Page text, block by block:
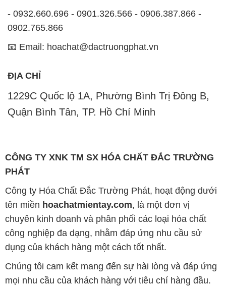
- 0932.660.696 - 0901.326.566 - 0906.387.866 -
0902.765.866
📧 Email: hoachat@dactruongphat.vn
ĐỊA CHỈ
1229C Quốc lộ 1A, Phường Bình Trị Đông B,
Quận Bình Tân, TP. Hồ Chí Minh
CÔNG TY XNK TM SX HÓA CHẤT ĐẮC TRƯỜNG
PHÁT
Công ty Hóa Chất Đắc Trường Phát, hoạt động dưới
tên miền hoachatmientay.com, là một đơn vị
chuyên kinh doanh và phân phối các loại hóa chất
công nghiệp đa dạng, nhằm đáp ứng nhu cầu sử
dụng của khách hàng một cách tốt nhất.
Chúng tôi cam kết mang đến sự hài lòng và đáp ứng
mọi nhu cầu của khách hàng với tiêu chí hàng đầu.